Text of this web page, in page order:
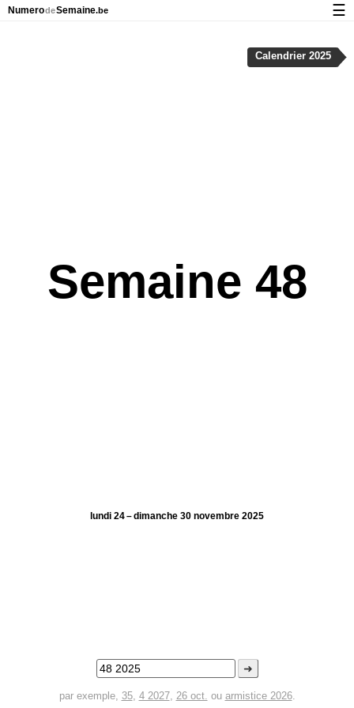
Semaine 48
lundi 24 – dimanche 30 novembre 2025
➜
par exemple, 35, 4 2027, 26 oct. ou armistice 2026.
Calendrier 2025
NumerodeSemaine.be ☰